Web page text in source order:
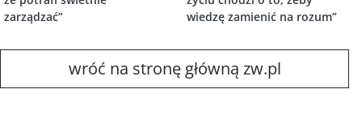
zarządzać”
wiedzę zamienić na rozum”
wróć na stronę główną zw.pl